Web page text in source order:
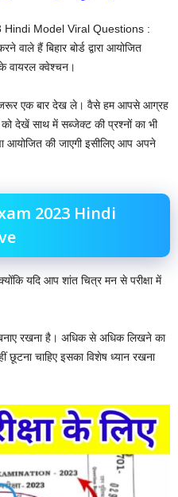
Model Viral Questions :
हैं बिहार बोर्ड द्वारा आयोजित
के वायरल क्वेश्चन।
जरूर एक बार देख ले। वैसे हम आपसे आग्रह
देखें साथ में सब्जेक्ट की प्रश्नों का भी
आयोजित की जाएगी इसीलिए आप अपने
2023 Hindi
यदि आप शांत चित्र मन से परीक्षा में
बनाए रखना है। अधिक से अधिक लिखने का
छूटना चाहिए इसका विशेष ध्यान रखना